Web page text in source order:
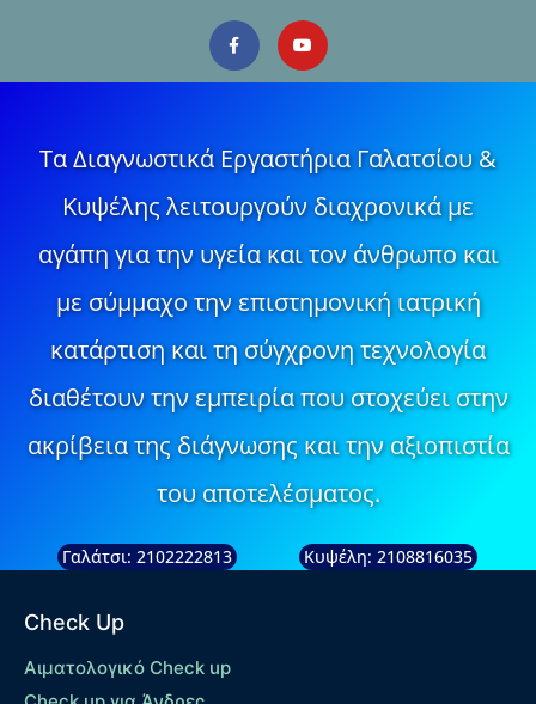
Τα Διαγνωστικά Εργαστήρια Γαλατσίου &
Κυψέλης λειτουργούν διαχρονικά με
αγάπη για την υγεία και τον άνθρωπο και
με σύμμαχο την επιστημονική ιατρική
κατάρτιση και τη σύγχρονη τεχνολογία
διαθέτουν την εμπειρία που στοχεύει στην
ακρίβεια της διάγνωσης και την αξιοπιστία
του αποτελέσματος.
Γαλάτσι: 2102222813 Κυψέλη: 2108816035
Check Up
Αιματολογικό Check up